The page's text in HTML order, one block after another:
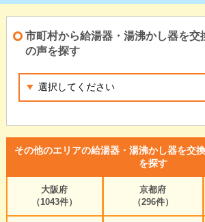
市町村から給湯器・湯沸かし器を交
の声を探す
その他のエリアの給湯器・湯沸かし器を交
を探す
大阪府
（1043件）
京都府
（296件）